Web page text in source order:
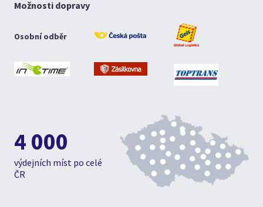
Možnosti dopravy
Osobní odběr
4 000
výdejních míst po celé
ČR